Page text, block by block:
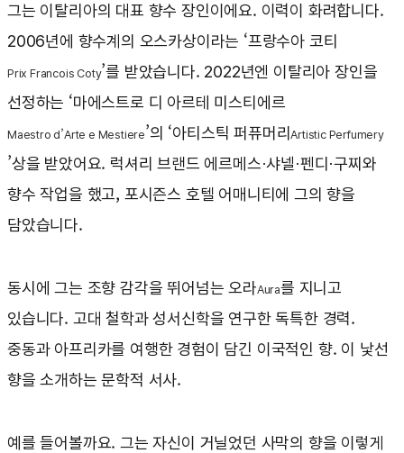
그는 이탈리아의 대표 향수 장인이에요. 이력이 화려합니다.
2006년에 향수계의 오스카상이라는 ‘프랑수아 코티
Prix Francois Coty’를 받았습니다. 2022년엔 이탈리아 장인을
선정하는 ‘마에스트로 디 아르테 미스티에르
Maestro d’Arte e Mestiere’의 ‘아티스틱 퍼퓨머리Artistic Perfumery
’상을 받았어요. 럭셔리 브랜드 에르메스·샤넬·펜디·구찌와
향수 작업을 했고, 포시즌스 호텔 어매니티에 그의 향을
담았습니다.
동시에 그는 조향 감각을 뛰어넘는 오라Aura를 지니고
있습니다. 고대 철학과 성서신학을 연구한 독특한 경력.
중동과 아프리카를 여행한 경험이 담긴 이국적인 향. 이 낯선
향을 소개하는 문학적 서사.
예를 들어볼까요. 그는 자신이 거닐었던 사막의 향을 이렇게